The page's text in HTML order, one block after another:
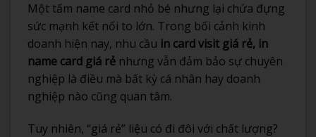
Một tấm name card nhỏ bé nhưng lại chứa đựng
sức mạnh kết nối to lớn. Trong bối cảnh kinh
doanh hiện nay, nhu cầu in card visit giá rẻ, in
name card giá rẻ nhưng vẫn đảm bảo sự chuyên
nghiệp là điều mà bất kỳ cá nhân hay doanh
nghiệp nào cũng quan tâm.
Tuy nhiên, “giá rẻ” liệu có đi đôi với chất lượng?